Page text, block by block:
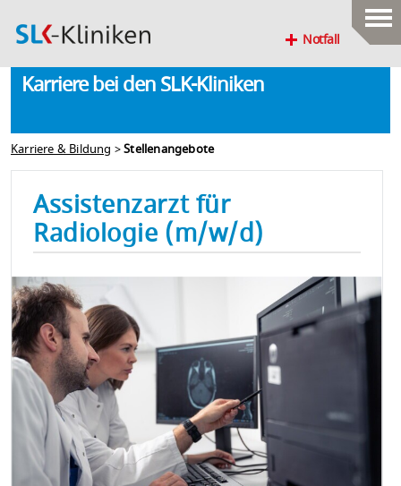
Notfall
Karriere bei den SLK-Kliniken
Karriere & Bildung >Stellenangebote
Assistenzarzt für
Radiologie (m/w/d)